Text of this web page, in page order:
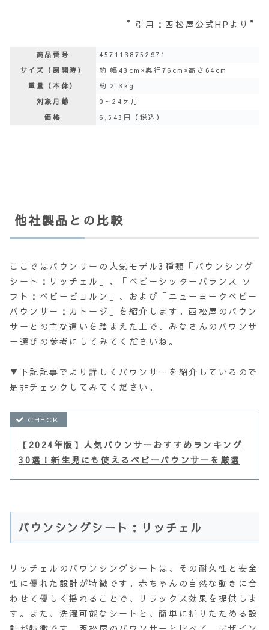
”引用：西松屋公式HPより”
商品番号
4571138752971
サイズ（展開時）
約 幅43cm×奥行76cm×高さ64cm
重量（本体）
約 2.3kg
対象月齢
0～24ヶ月
価格
6,543円（税込）
他社製品との比較
ここではバウンサーの人気モデル3種類「バウンシング
シート：リッチェル」、「ベビーシッターバランス ソ
フト：ベビービョルン」、および「ニューヨークベビー
バウンサー：カトージ」を紹介します。西松屋のバウン
サーとの主な違いを踏まえた上で、みなさんのバウンサ
ー選びの参考にしてみてくださいね。
▼下記記事でより詳しくバウンサーを紹介しているので
是非チェックしてみてください。
【2024年版】人気バウンサーおすすめランキング
30選！新生児にも使えるベビーバウンサーを厳選
バウンシングシート：リッチェル
リッチェルのバウンシングシートは、その耐久性と安全
性に優れた設計が特徴です。赤ちゃんの自然な動きに合
わせて優しく揺れることで、リラックス効果を提供しま
す。また、洗濯可能なシートと、簡単に折りたためる設